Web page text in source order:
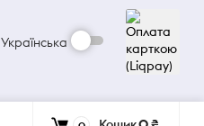
Українська